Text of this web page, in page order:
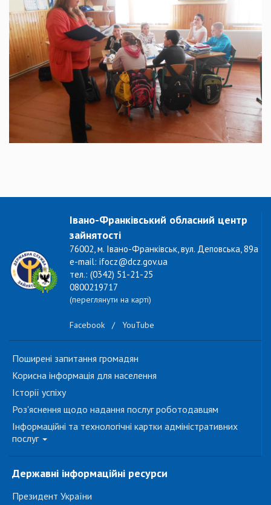
Івано-Франківський обласний центр
зайнятості
76002, м. Івано-Франківськ, вул. Деповська, 89а
e-mail: ifocz@dcz.gov.ua
тел.: (0342) 51-21-25
0800219717
(переглянути на карті)
Facebook / YouTube
Поширені запитання громадян
Корисна інформація для населення
Історії успіху
Роз'яснення щодо надання послуг роботодавцям
Інформаційні та технологічні картки адміністративних
послуг
Державні інформаційні ресурси
Президент України